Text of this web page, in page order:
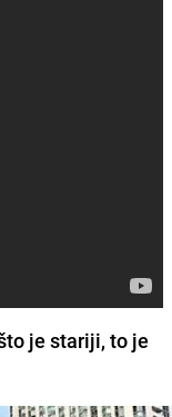
je stariji, to je